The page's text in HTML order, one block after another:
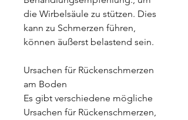
die Wirbelsäule zu stützen. Dies
kann zu Schmerzen führen,
können äußerst belastend sein.
Ursachen für Rückenschmerzen
am Boden
Es gibt verschiedene mögliche
Ursachen für Rückenschmerzen,